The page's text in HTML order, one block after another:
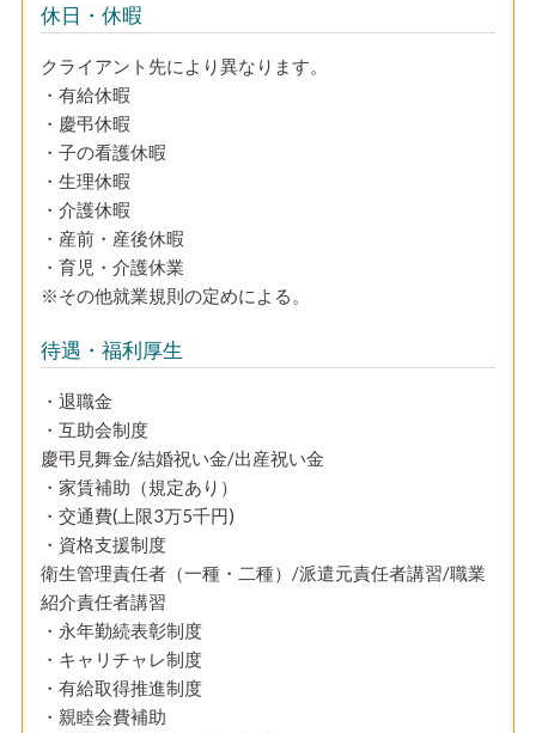
休日・休暇
クライアント先により異なります。
・有給休暇
・慶弔休暇
・子の看護休暇
・生理休暇
・介護休暇
・産前・産後休暇
・育児・介護休業
※その他就業規則の定めによる。
待遇・福利厚生
・退職金
・互助会制度
慶弔見舞金/結婚祝い金/出産祝い金
・家賃補助（規定あり）
・交通費(上限3万5千円)
・資格支援制度
衛生管理責任者（一種・二種）/派遣元責任者講習/職業
紹介責任者講習
・永年勤続表彰制度
・キャリチャレ制度
・有給取得推進制度
・親睦会費補助